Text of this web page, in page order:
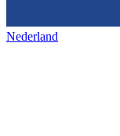
Nederland